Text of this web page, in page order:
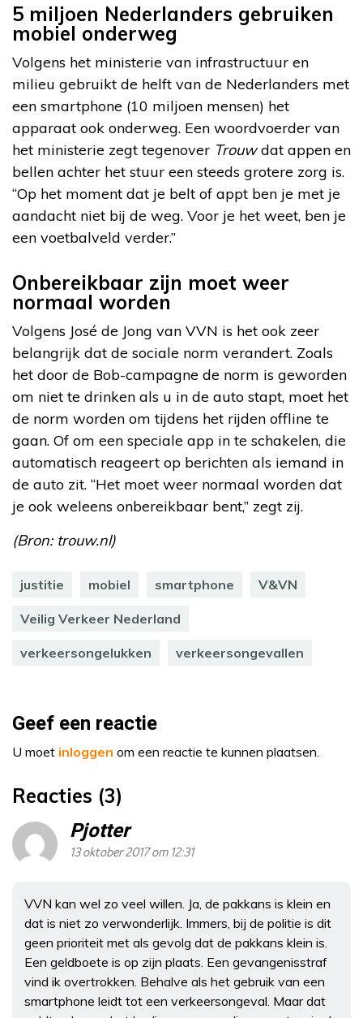
5 miljoen Nederlanders gebruiken
mobiel onderweg
Volgens het ministerie van infrastructuur en
milieu gebruikt de helft van de Nederlanders met
een smartphone (10 miljoen mensen) het
apparaat ook onderweg. Een woordvoerder van
het ministerie zegt tegenover Trouwdat appen en
bellen achter het stuur een steeds grotere zorg is.
“Op het moment dat je belt of appt ben je met je
aandacht niet bij de weg. Voor je het weet, ben je
een voetbalveld verder.”
Onbereikbaar zijn moet weer
normaal worden
Volgens José de Jong van VVN is het ook zeer
belangrijk dat de sociale norm verandert. Zoals
het door de Bob-campagne de norm is geworden
om niet te drinken als u in de auto stapt, moet het
de norm worden om tijdens het rijden offline te
gaan. Of om een speciale app in te schakelen, die
automatisch reageert op berichten als iemand in
de auto zit. “Het moet weer normaal worden dat
je ook weleens onbereikbaar bent,” zegt zij.
(Bron: trouw.nl)
justitie mobiel smartphone V&VN
Veilig Verkeer Nederland
verkeersongelukken verkeersongevallen
Geef een reactie
U moet inloggen om een reactie te kunnen plaatsen.
Reacties (3)
Pjotter
13 oktober 2017 om 12:31
VVN kan wel zo veel willen. Ja, de pakkans is klein en
dat is niet zo verwonderlijk. Immers, bij de politie is dit
geen prioriteit met als gevolg dat de pakkans klein is.
Een geldboete is op zijn plaats. Een gevangenisstraf
vind ik overtrokken. Behalve als het gebruik van een
smartphone leidt tot een verkeersongeval. Maar dat